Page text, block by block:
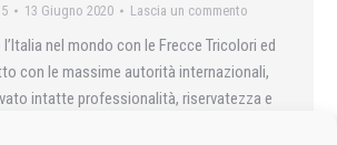
13 Giugno 2020 Lascia un commento
nel mondo con le Frecce Tricolori ed
con le massime autorità internazionali,
intatte professionalità, riservatezza e
condivide con il suo idolo Neil